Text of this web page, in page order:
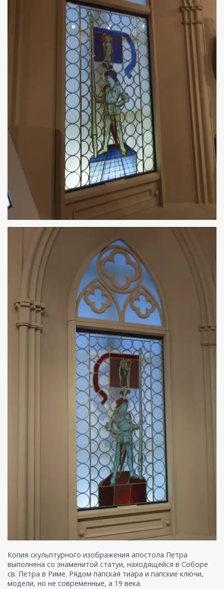
Копия скульптурного изображения апостола Петра
выполнена со знаменитой статуи, находящейся в Соборе
св. Петра в Риме. Рядом папская тиара и папские ключи,
модели, но не современные, а 19 века.